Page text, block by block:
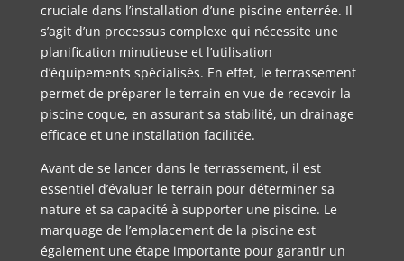
cruciale dans l’installation d’une piscine enterrée. Il
s’agit d’un processus complexe qui nécessite une
planification minutieuse et l’utilisation
d’équipements spécialisés. En effet, le terrassement
permet de préparer le terrain en vue de recevoir la
piscine coque, en assurant sa stabilité, un drainage
efficace et une installation facilitée.
Avant de se lancer dans le terrassement, il est
essentiel d’évaluer le terrain pour déterminer sa
nature et sa capacité à supporter une piscine. Le
marquage de l’emplacement de la piscine est
également une étape importante pour garantir un